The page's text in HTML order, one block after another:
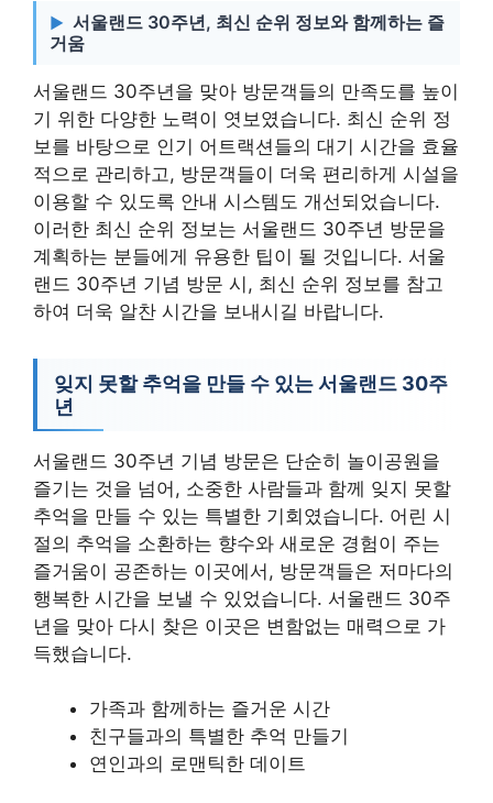
서울랜드 30주년, 최신 순위 정보와 함께하는 즐
거움
서울랜드 30주년을 맞아 방문객들의 만족도를 높이
기 위한 다양한 노력이 엿보였습니다. 최신 순위 정
보를 바탕으로 인기 어트랙션들의 대기 시간을 효율
적으로 관리하고, 방문객들이 더욱 편리하게 시설을
이용할 수 있도록 안내 시스템도 개선되었습니다.
이러한 최신 순위 정보는 서울랜드 30주년 방문을
계획하는 분들에게 유용한 팁이 될 것입니다. 서울
랜드 30주년 기념 방문 시, 최신 순위 정보를 참고
하여 더욱 알찬 시간을 보내시길 바랍니다.
잊지 못할 추억을 만들 수 있는 서울랜드 30주
년
서울랜드 30주년 기념 방문은 단순히 놀이공원을
즐기는 것을 넘어, 소중한 사람들과 함께 잊지 못할
추억을 만들 수 있는 특별한 기회였습니다. 어린 시
절의 추억을 소환하는 향수와 새로운 경험이 주는
즐거움이 공존하는 이곳에서, 방문객들은 저마다의
행복한 시간을 보낼 수 있었습니다. 서울랜드 30주
년을 맞아 다시 찾은 이곳은 변함없는 매력으로 가
득했습니다.
가족과 함께하는 즐거운 시간
친구들과의 특별한 추억 만들기
연인과의 로맨틱한 데이트